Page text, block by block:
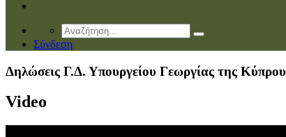
Σύνδεση
Δηλώσεις Γ.Δ. Υπουργείου Γεωργίας της
Video